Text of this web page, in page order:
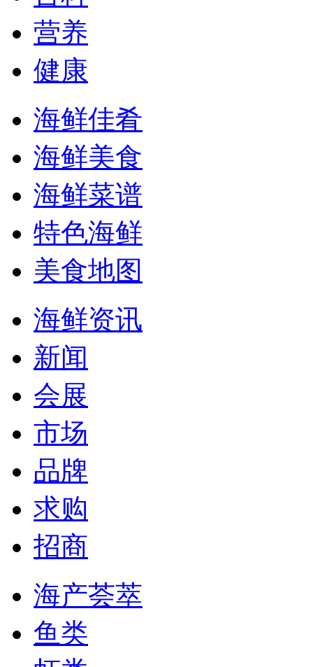
营养
健康
海鲜佳肴
海鲜美食
海鲜菜谱
特色海鲜
美食地图
海鲜资讯
新闻
会展
市场
品牌
求购
招商
海产荟萃
鱼类